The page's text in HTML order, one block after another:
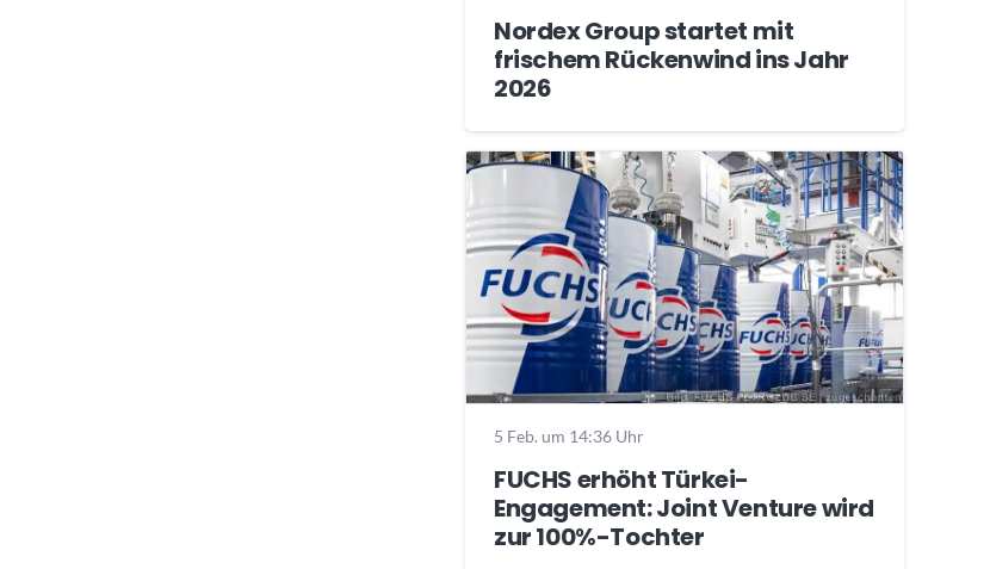
Nordex Group startet mit
frischem Rückenwind ins Jahr
2026
5 Feb. um 14:36 Uhr
FUCHS erhöht Türkei-
Engagement: Joint Venture wird
zur 100%-Tochter